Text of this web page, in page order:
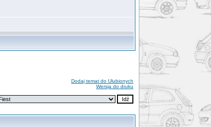
Dodaj temat do Ulubionych
Wersja do druku